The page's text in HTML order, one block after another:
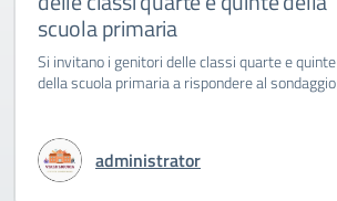
scuola primaria
Si invitano i genitori delle classi quarte e quinte
della scuola primaria a rispondere al sondaggio
administrator